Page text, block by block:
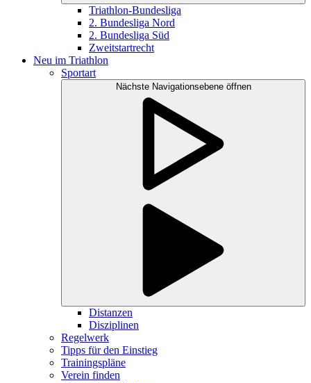
Triathlon-Bundesliga
2. Bundesliga Nord
2. Bundesliga Süd
Zweitstartrecht
Neu im Triathlon
Sportart
Nächste Navigationsebene öffnen
Distanzen
Disziplinen
Regelwerk
Tipps für den Einstieg
Trainingspläne
Verein finden